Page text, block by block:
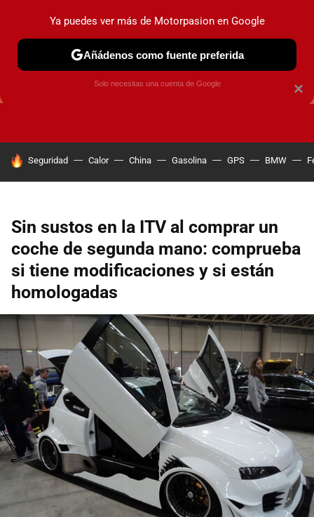
GUÍAS DE COMPRA OFERTAS DE COCHES CONSEJOS
HOY SE HABLA DE
Seguridad Calor China Gasolina GPS BMW
Sin sustos en la ITV al comprar un
coche de segunda mano: comprueba
si tiene modificaciones y si están
homologadas
×
Ya puedes ver más de Motorpasion en Google
Añádenos como fuente preferida
Solo necesitas una cuenta de Google